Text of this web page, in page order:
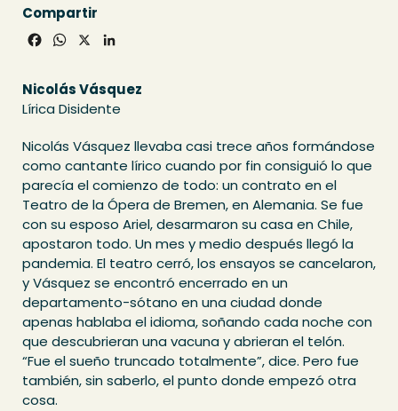
Compartir
Facebook
WhatsApp
Nicolás Vásquez
Lírica Disidente
Nicolás Vásquez llevaba casi trece años formándose
como cantante lírico cuando por fin consiguió lo que
parecía el comienzo de todo: un contrato en el
Teatro de la Ópera de Bremen, en Alemania. Se fue
con su esposo Ariel, desarmaron su casa en Chile,
apostaron todo. Un mes y medio después llegó la
pandemia. El teatro cerró, los ensayos se cancelaron,
y Vásquez se encontró encerrado en un
departamento-sótano en una ciudad donde
apenas hablaba el idioma, soñando cada noche con
que descubrieran una vacuna y abrieran el telón.
“Fue el sueño truncado totalmente”, dice. Pero fue
también, sin saberlo, el punto donde empezó otra
cosa.